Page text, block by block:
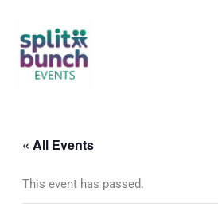
content
« All Events
This event has passed.